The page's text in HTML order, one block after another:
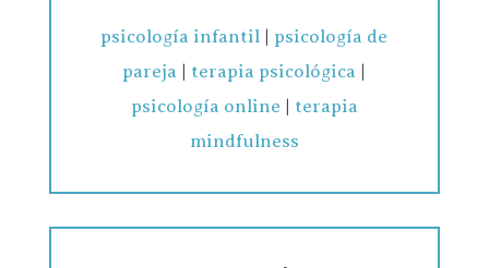
psicología infantil | psicología de
pareja | terapia psicológica |
psicología online | terapia
mindfulness